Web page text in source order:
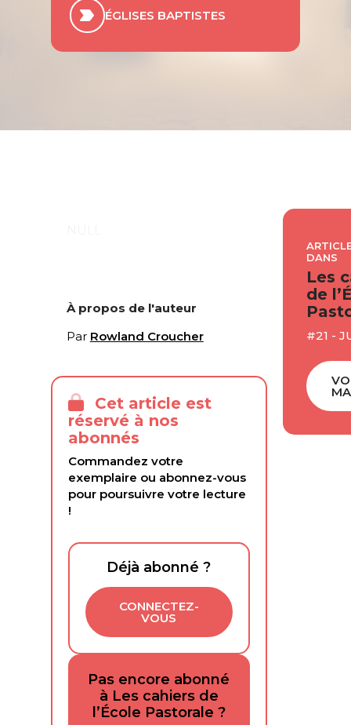
ÉGLISES BAPTISTES
À propos de l'auteur
Par Rowland Croucher
Cet article est
réservé à nos
abonnés
Commandez votre
exemplaire ou abonnez-vous
pour poursuivre votre lecture
!
Déjà abonné ?
CONNECTEZ-
VOUS
Pas encore abonné
à Les cahiers de
l’École Pastorale ?
DANS
Les
de
#21 -